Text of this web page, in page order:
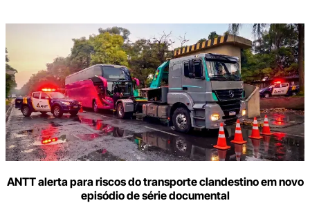
ANTT alerta para riscos do transporte clandestino em novo
episódio de série documental